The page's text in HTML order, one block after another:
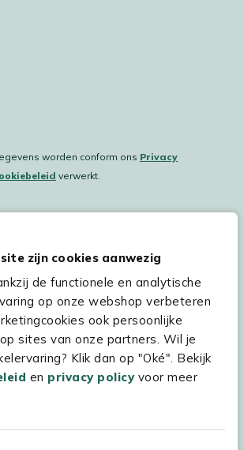
zijn cookies aanwezig
de functionele en analytische
op onze webshop verbeteren
ook persoonlijke
sites van onze partners. Wil je
Klik dan op "Oké". Bekijk
en privacy policyvoor meer
worden conform ons Privacy
verwerkt.
XXL